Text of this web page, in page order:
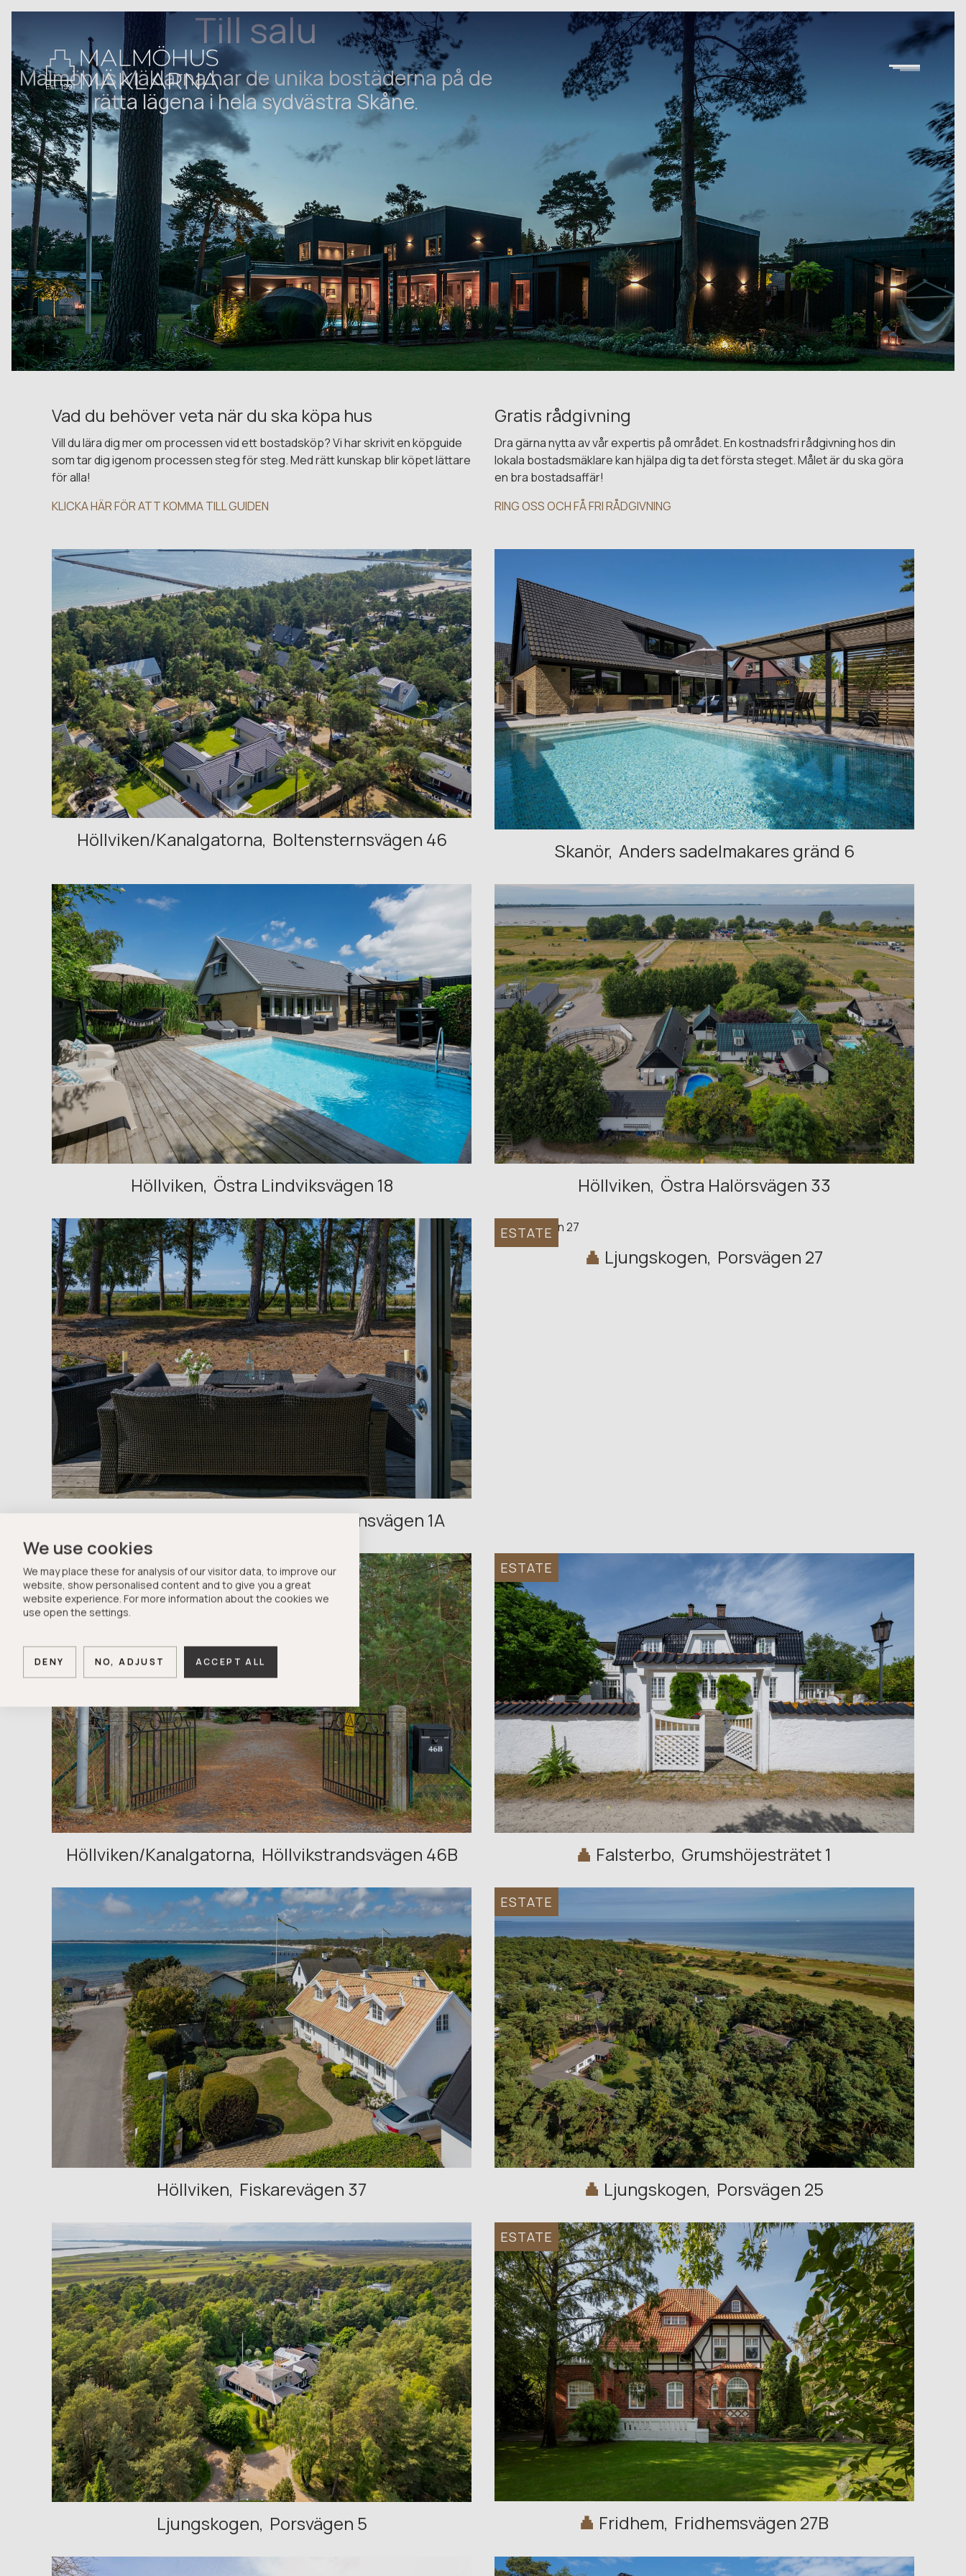
Till salu
Malmöhus Mäklarna har de unika bostäderna på de
rätta lägena i hela sydvästra Skåne.
Vad du behöver veta när du ska köpa hus
Vill du lära dig mer om processen vid ett bostadsköp? Vi har skrivit en köpguide
som tar dig igenom processen steg för steg. Med rätt kunskap blir köpet lättare
för alla!
KLICKA HÄR FÖR ATT KOMMA TILL GUIDEN
Gratis rådgivning
Dra gärna nytta av vår expertis på området. En kostnadsfri rådgivning hos din
lokala bostadsmäklare kan hjälpa dig ta det första steget. Målet är du ska göra
en bra bostadsaffär!
RING OSS OCH FÅ FRI RÅDGIVNING
Höllviken/Kanalgatorna Boltensternsvägen 46 Skanör Anders sadelmakares gränd 6
Höllviken Östra Lindviksvägen 18 Höllviken Östra Halörsvägen 33
Höllviken/Kanalgatorna Boltensternsvägen 1A
ESTATE
Ljungskogen Porsvägen 27
Höllviken/Kanalgatorna Höllvikstrandsvägen 46B
ESTATE
Falsterbo Grumshöjesträtet 1
Höllviken Fiskarevägen 37
ESTATE
Ljungskogen Porsvägen 25
Ljungskogen Porsvägen 5
ESTATE
Fridhem Fridhemsvägen 27B
We use cookies
We may place these for analysis of our visitor data, to improve our
website, show personalised content and to give you a great
website experience. For more information about the cookies we
use open the settings.
DENY NO, ADJUST ACCEPT ALL